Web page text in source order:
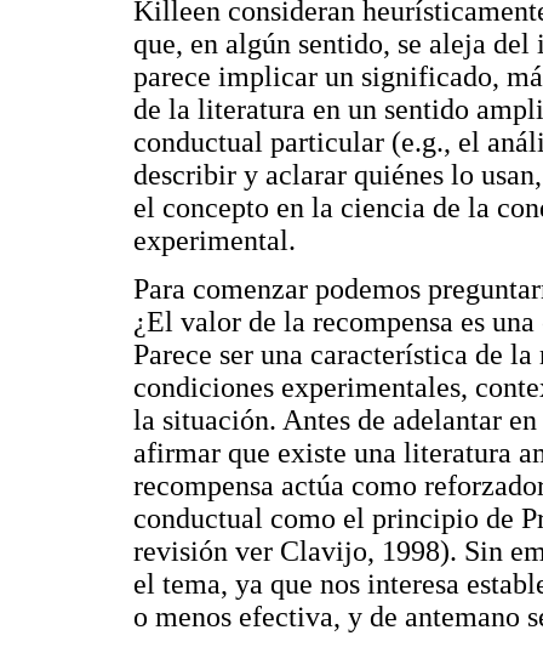
Killeen consideran
que, en algún sentido, se aleja
parece implicar un significado,
de la literatura en un sentido
conductual particular (e.g., el
describir y aclarar quiénes lo
el concepto en la ciencia de la
experimental.
Para comenzar podemos
¿El valor de la recompensa es
Parece ser una característica de
condiciones experimentales,
la situación. Antes de adelantar
afirmar que existe una literatura
recompensa actúa como
conductual como el principio de
revisión ver Clavijo, 1998). Sin
el tema, ya que nos interesa
o menos efectiva, y de antemano